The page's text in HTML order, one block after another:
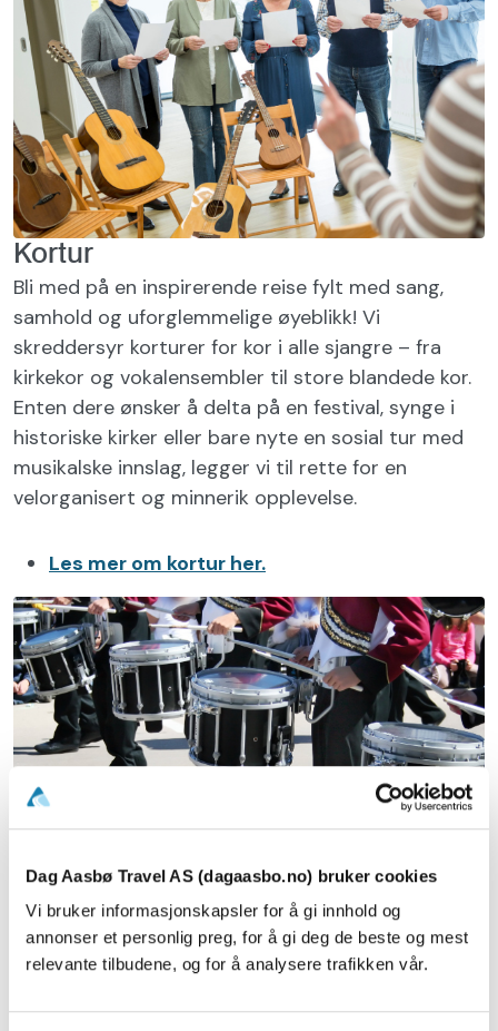
Dag Aasbø Travel AS (dagaasbo.no) bruker cookies
Vi bruker informasjonskapsler for å gi innhold og
annonser et personlig preg, for å gi deg de beste og mest
relevante tilbudene, og for å analysere trafikken vår.
Kortur
Bli med på en inspirerende reise fylt med sang,
samhold og uforglemmelige øyeblikk! Vi
skreddersyr korturer for kor i alle sjangre – fra
kirkekor og vokalensembler til store blandede kor.
Enten dere ønsker å delta på en festival, synge i
historiske kirker eller bare nyte en sosial tur med
musikalske innslag, legger vi til rette for en
velorganisert og minnerik opplevelse.
Les mer om kortur her.
Korpstur
For mange korps er den årlige turen et av årets
korpsturer til festivaler, stevner og konserter i